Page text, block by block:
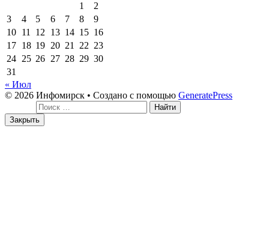
1
2
3
4 5 6 7 8
9
10 11 12 13 14 15 16
17 18 19 20 21 22 23
24 25 26 27 28 29 30
31
« Июл
© 2026 Инфомирск • Создано с помощью GeneratePress
Закрыть